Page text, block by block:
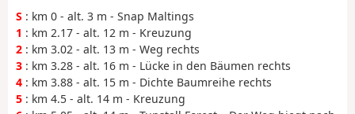
S : km 0 - alt. 3 m - Snap Maltings
1 : km 2.17 - alt. 12 m - Kreuzung
2 : km 3.02 - alt. 13 m - Weg rechts
3 : km 3.28 - alt. 16 m - Lücke in den Bäumen rechts
4 : km 3.88 - alt. 15 m - Dichte Baumreihe rechts
5 : km 4.5 - alt. 14 m - Kreuzung